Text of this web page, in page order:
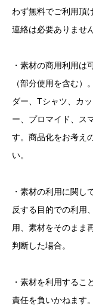
わず無料でご利用頂
連絡は必要ありません
・素材の商用利用は
（部分使用を含む
ダー、Tシャツ、カ
ー、プロマイド、ス
す。商品化をお考え
い。
・素材の利用に関し
反する目的での利用
用、素材をそのまま
判断した場合。
・素材を利用するこ
責任を負いかねます。